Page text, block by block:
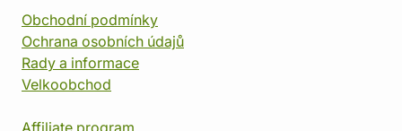
Obchodní podmínky
Ochrana osobních údajů
Rady a informace
Velkoobchod
Affiliate program